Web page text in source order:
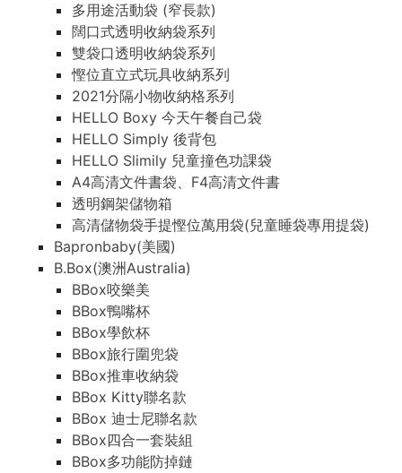
多用途活動袋 (窄長款)
闊口式透明收納袋系列
雙袋口透明收納袋系列
慳位直立式玩具收納系列
2021分隔小物收納格系列
HELLO Boxy 今天午餐自己袋
HELLO Simply 後背包
HELLO Slimily 兒童撞色功課袋
A4高清文件書袋、F4高清文件書
透明鋼架儲物箱
高清儲物袋手提慳位萬用袋(兒童睡袋專用提袋)
Bapronbaby(美國)
B.Box(澳洲Australia)
BBox咬樂美
BBox鴨嘴杯
BBox學飲杯
BBox旅行圍兜袋
BBox推車收納袋
BBox Kitty聯名款
BBox 迪士尼聯名款
BBox四合一套裝組
BBox多功能防掉鏈